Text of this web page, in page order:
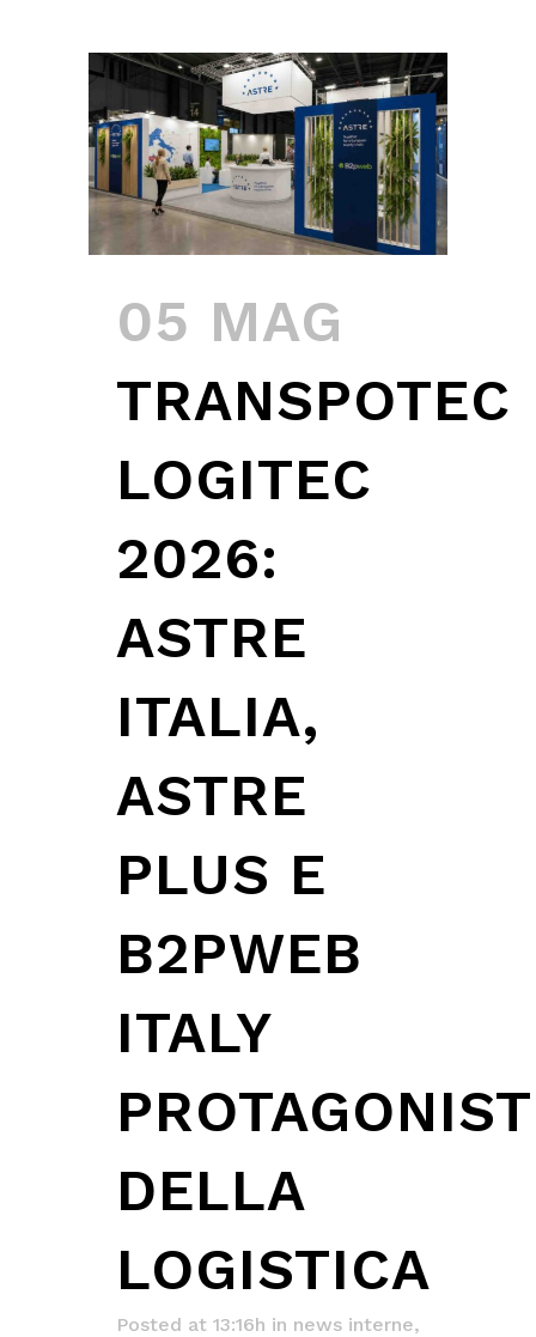
05 MAG
TRANSPOTEC
LOGITEC
2026:
ASTRE
ITALIA,
ASTRE
PLUS E
B2PWEB
ITALY
DELLA
LOGISTICA
Posted at 13:16h in news interne,